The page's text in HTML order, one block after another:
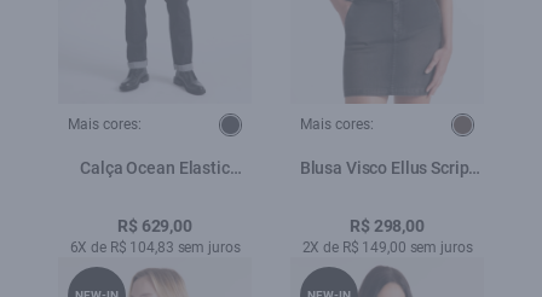
Mais cores:
Calça Ocean Elastic
R$ 629,00
6X de R$ 104,83 sem juros
Mais cores:
Blusa Visco Ellus Script
R$ 298,00
2X de R$ 149,00 sem juros